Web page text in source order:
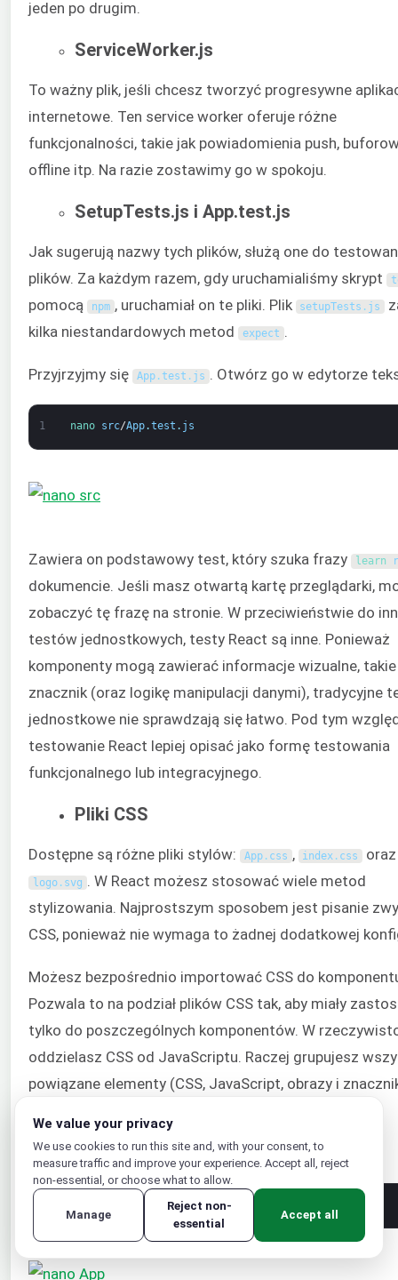
jeden po drugim.
ServiceWorker.js
To ważny plik, jeśli chcesz tworzyć progresywne
internetowe. Ten service worker oferuje różne
funkcjonalności, takie jak powiadomienia push,
offline itp. Na razie zostawimy go w spokoju.
SetupTests.js i App.test.js
Jak sugerują nazwy tych plików, służą one do
plików. Za każdym razem, gdy uruchamialiśmy skrypt
pomocą npm , uruchamiał on te pliki. Plik setupTests . js
kilka niestandardowych metod
expect .
Przyjrzyjmy się App.test . js . Otwórz go w edytorze
1 nano src/App.test . js
Zawiera on podstawowy test, który szuka frazy learn
dokumencie. Jeśli masz otwartą kartę przeglądarki,
zobaczyć tę frazę na stronie. W przeciwieństwie do
testów jednostkowych, testy React są inne. Ponieważ
komponenty mogą zawierać informacje wizualne,
znacznik (oraz logikę manipulacji danymi), tradycyjne
jednostkowe nie sprawdzają się łatwo. Pod tym
testowanie React lepiej opisać jako formę testowania
funkcjonalnego lub integracyjnego.
Pliki CSS
Dostępne są różne pliki stylów: App. css , index . css oraz
logo. svg . W React możesz stosować wiele metod
stylizowania. Najprostszym sposobem jest pisanie
CSS, ponieważ nie wymaga to żadnej dodatkowej
Możesz bezpośrednio importować CSS do
Pozwala to na podział plików CSS tak, aby miały
tylko do poszczególnych komponentów. W
oddzielasz CSS od JavaScriptu. Raczej grupujesz
powiązane elementy (CSS, JavaScript, obrazy i
Otwórz za pomocą edytora tekstu:
We value your privacy
We use cookies to run this site and, with your consent, to
measure traffic and improve your experience. Accept all, reject
non-essential, or choose what to allow.
Manage
Reject non-
essential
Accept all